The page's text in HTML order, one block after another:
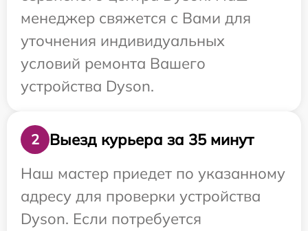
менеджер свяжется с Вами для
уточнения индивидуальных
условий ремонта Вашего
устройства Dyson.
2
Выезд курьера за 35 минут
Наш мастер приедет по указанному
адресу для проверки устройства
Dyson. Если потребуется